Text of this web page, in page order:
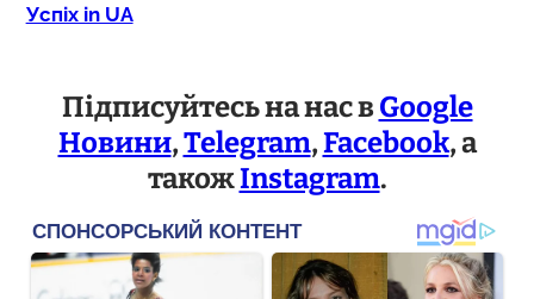
Успіх in UA
Підписуйтесь на нас вGoogle
Новини,Telegram,Facebook, а
такожInstagram.